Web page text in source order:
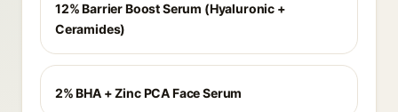
12% Barrier Boost Serum (Hyaluronic +
Ceramides)
2% BHA + Zinc PCA Face Serum